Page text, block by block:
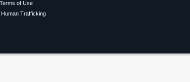
of Use
Trafficking